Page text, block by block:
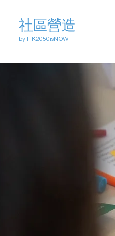
社區營造
by HK2050isNOW